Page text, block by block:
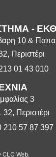
-
10 &
Περιστέρι
01 43 010
3
32, Περιστέρι
210 57 87 397
CLC Web.